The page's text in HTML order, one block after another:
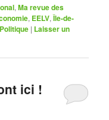
,Ma revue des
, EELV,Île-de-
Politique | Laisser un
ici !